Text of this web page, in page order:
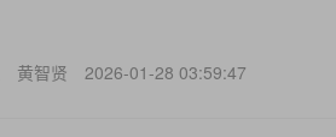
黄智贤 2026-01-28 03:59:47